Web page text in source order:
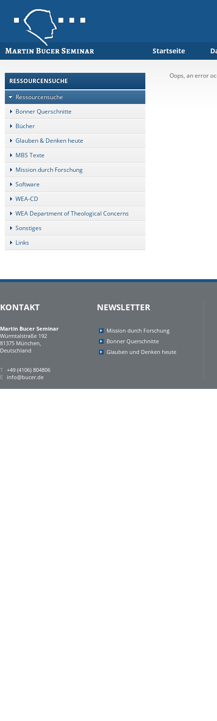
Startseite
RESSOURCENSUCHE
Ressourcensuche
Bonner Querschnitte
Bücher
Glauben & Denken heute
MBS Texte
Mission durch Forschung
Software
WEA-CD
WEA Department of Theological Concerns
Sonstiges
Links
Oops, an error
KONTAKT
Martin Bucer Seminar
Würmtalstraße 192
81375 München,
Deutschland
T +49 (4106) 804806
E info@bucer.de
NEWSLETTER
Mission durch Forschung
Bonner Querschnitte
Glauben und Denken heute